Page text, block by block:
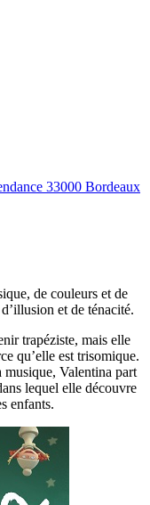
33000 Bordeaux
de couleurs et de
et de ténacité.
trapéziste, mais elle
qu’elle est trisomique.
Valentina part
lequel elle découvre
enfants.